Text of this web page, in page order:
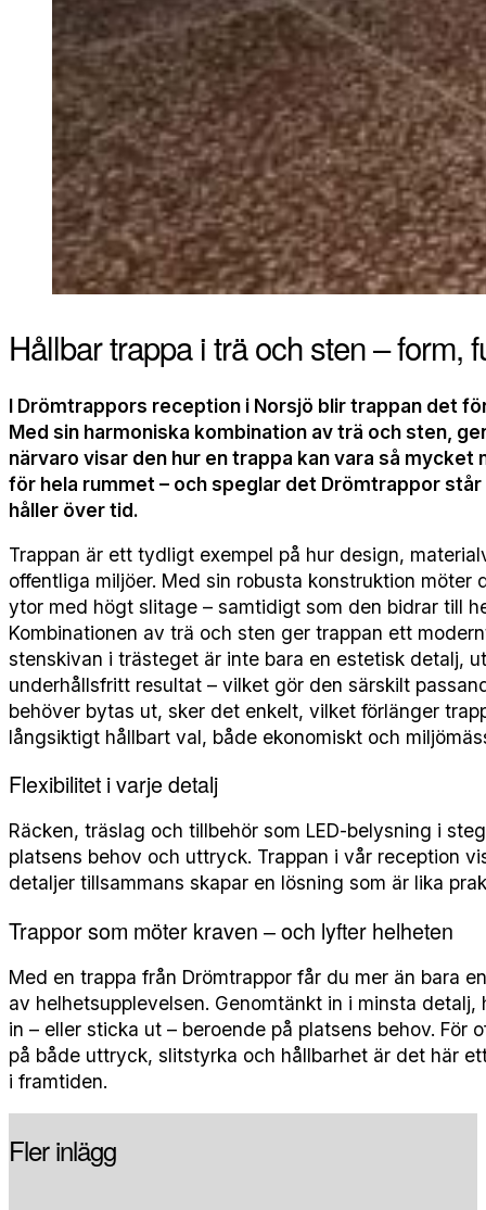
Hållbar trappa i trä och sten – form,
I Drömtrappors reception i Norsjö blir trappan det
Med sin harmoniska kombination av trä och sten,
närvaro visar den hur en trappa kan vara så
för hela rummet – och speglar det Drömtrappor
håller över tid.
Trappan är ett tydligt exempel på hur design,
offentliga miljöer. Med sin robusta konstruktion möter
ytor med högt slitage – samtidigt som den bidrar till
Kombinationen av trä och sten ger trappan ett
stenskivan i trästeget är inte bara en estetisk detalj,
underhållsfritt resultat – vilket gör den särskilt
behöver bytas ut, sker det enkelt, vilket förlänger
långsiktigt hållbart val, både ekonomiskt och
Flexibilitet i varje detalj
Räcken, träslag och tillbehör som LED-belysning i
platsens behov och uttryck. Trappan i vår reception
detaljer tillsammans skapar en lösning som är lika
Trappor som möter kraven – och lyfter helheten
Med en trappa från Drömtrappor får du mer än bara
av helhetsupplevelsen. Genomtänkt in i minsta
in – eller sticka ut – beroende på platsens behov. För
på både uttryck, slitstyrka och hållbarhet är det här
i framtiden.
Fler inlägg